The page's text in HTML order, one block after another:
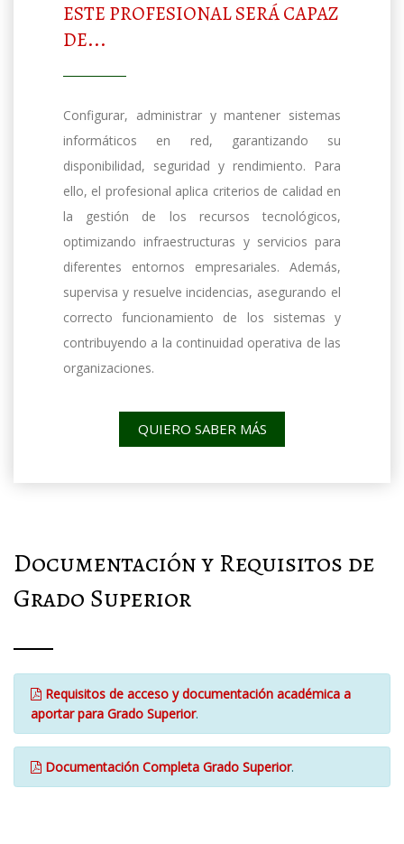
ESTE PROFESIONAL SERÁ CAPAZ
DE...
Configurar, administrar y mantener sistemas
informáticos en red, garantizando su
disponibilidad, seguridad y rendimiento. Para
ello, el profesional aplica criterios de calidad en
la gestión de los recursos tecnológicos,
optimizando infraestructuras y servicios para
diferentes entornos empresariales. Además,
supervisa y resuelve incidencias, asegurando el
correcto funcionamiento de los sistemas y
contribuyendo a la continuidad operativa de las
organizaciones.
QUIERO SABER MÁS
Documentación y Requisitos de
Grado Superior
Requisitos de acceso y documentación académica a
aportar para Grado Superior.
Documentación Completa Grado Superior.